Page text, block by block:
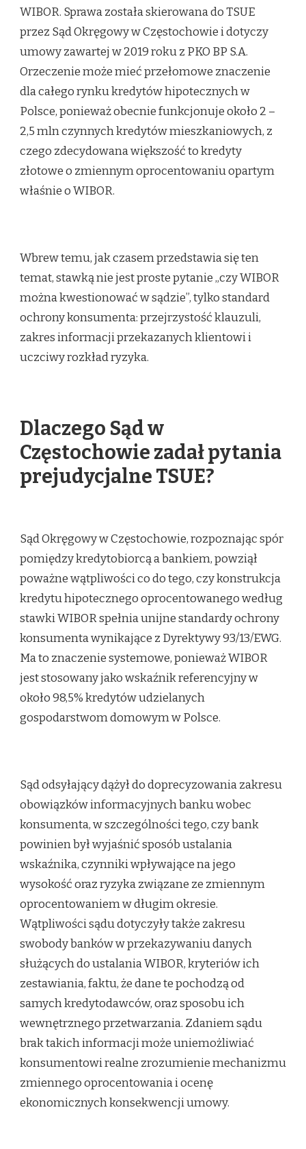
POLSCE.
WIBOR. Sprawa została skierowana do TSUE
przez Sąd Okręgowy w Częstochowie i dotyczy
umowy zawartej w 2019 roku z PKO BP S.A.
Orzeczenie może mieć przełomowe znaczenie
dla całego rynku kredytów hipotecznych w
Polsce, ponieważ obecnie funkcjonuje około 2 –
2,5 mln czynnych kredytów mieszkaniowych, z
czego zdecydowana większość to kredyty
złotowe o zmiennym oprocentowaniu opartym
właśnie o WIBOR.
Wbrew temu, jak czasem przedstawia się ten
temat, stawką nie jest proste pytanie „czy WIBOR
można kwestionować w sądzie”, tylko standard
ochrony konsumenta: przejrzystość klauzuli,
zakres informacji przekazanych klientowi i
uczciwy rozkład ryzyka.
Dlaczego Sąd w
Częstochowie zadał pytania
prejudycjalne TSUE?
Sąd Okręgowy w Częstochowie, rozpoznając spór
pomiędzy kredytobiorcą a bankiem, powziął
poważne wątpliwości co do tego, czy konstrukcja
kredytu hipotecznego oprocentowanego według
stawki WIBOR spełnia unijne standardy ochrony
konsumenta wynikające z Dyrektywy 93/13/EWG.
Ma to znaczenie systemowe, ponieważ WIBOR
jest stosowany jako wskaźnik referencyjny w
około 98,5% kredytów udzielanych
gospodarstwom domowym w Polsce.
Sąd odsyłający dążył do doprecyzowania zakresu
obowiązków informacyjnych banku wobec
konsumenta, w szczególności tego, czy bank
powinien był wyjaśnić sposób ustalania
wskaźnika, czynniki wpływające na jego
wysokość oraz ryzyka związane ze zmiennym
oprocentowaniem w długim okresie.
Wątpliwości sądu dotyczyły także zakresu
swobody banków w przekazywaniu danych
służących do ustalania WIBOR, kryteriów ich
zestawiania, faktu, że dane te pochodzą od
samych kredytodawców, oraz sposobu ich
wewnętrznego przetwarzania. Zdaniem sądu
brak takich informacji może uniemożliwiać
konsumentowi realne zrozumienie mechanizmu
zmiennego oprocentowania i ocenę
ekonomicznych konsekwencji umowy.